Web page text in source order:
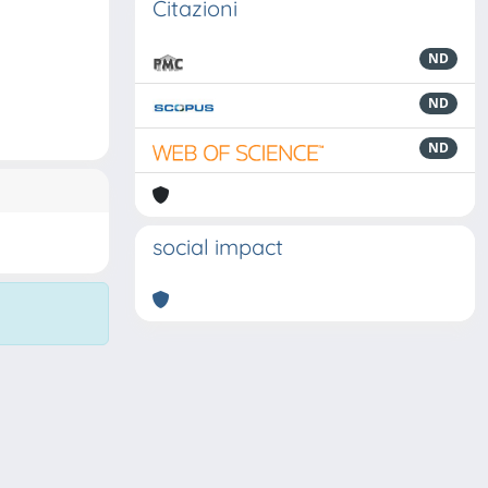
Citazioni
ND
ND
ND
social impact